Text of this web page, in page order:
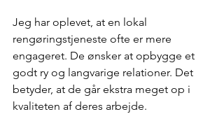
Jeg har oplevet, at en lokal
rengøringstjeneste ofte er mere
engageret. De ønsker at opbygge et
godt ry og langvarige relationer. Det
betyder, at de går ekstra meget op i
kvaliteten af deres arbejde.